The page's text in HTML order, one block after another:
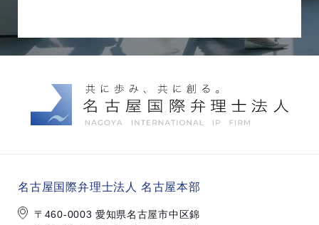
名古屋国際弁理士法人 名古屋本部
〒460-0003 愛知県名古屋市中区錦